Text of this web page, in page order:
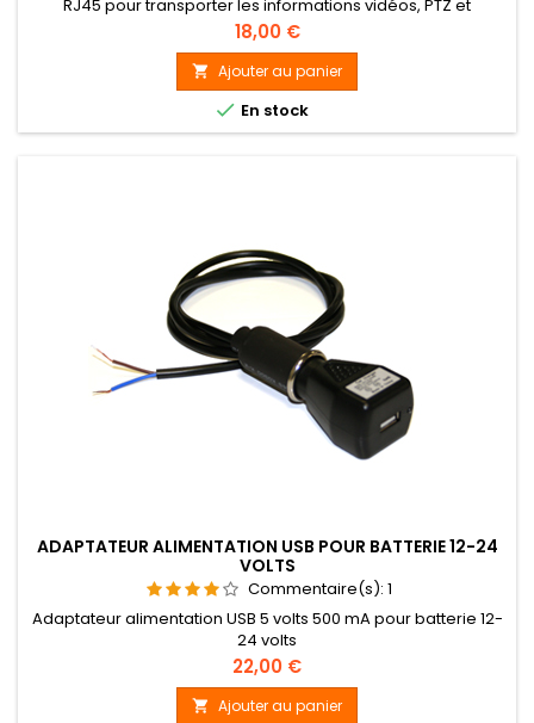
RJ45 pour transporter les informations vidéos, PTZ et
l'alimentation.
Prix
18,00 €
 Ajouter au panier
 En stock
ADAPTATEUR ALIMENTATION USB POUR BATTERIE 12-24
VOLTS
Commentaire(s): 1
Adaptateur alimentation USB 5 volts 500 mA pour batterie 12-
24 volts
Prix
22,00 €
 Ajouter au panier